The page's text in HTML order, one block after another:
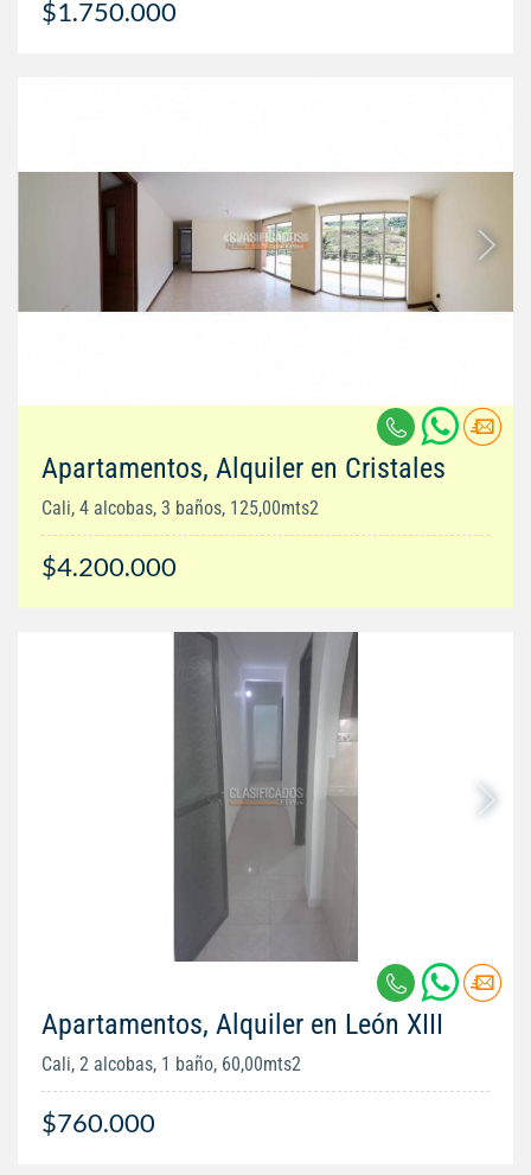
$1.750.000
Apartamentos, Alquiler en Cristales
Cali, 4 alcobas, 3 baños, 125,00mts2
$4.200.000
Apartamentos, Alquiler en León XIII
Cali, 2 alcobas, 1 baño, 60,00mts2
$760.000